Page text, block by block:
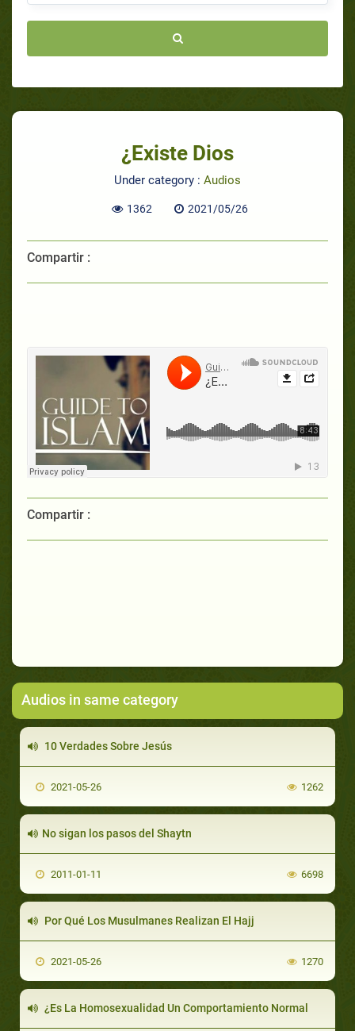
¿Existe Dios
Under category : Audios
1362 2021/05/26
Compartir :
Compartir :
Audios in same category
10 Verdades Sobre Jesús
2021-05-26 1262
No sigan los pasos del Shaytn
2011-01-11 6698
Por Qué Los Musulmanes Realizan El Hajj
2021-05-26 1270
¿Es La Homosexualidad Un Comportamiento Normal